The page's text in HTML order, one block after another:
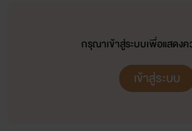
กรุณาเข้าสู่ระบบเพื่อแสดง
เข้าสู่ระบบ